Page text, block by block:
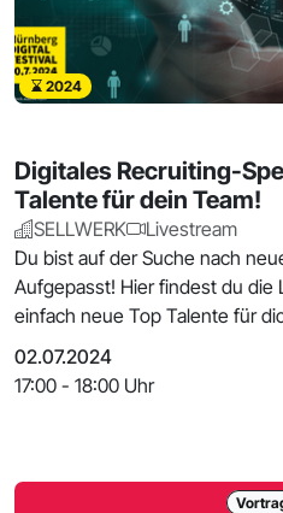
2024
Digitales Recruiting-
Talente für dein Team!
SELLWERK
Livestream
Du bist auf der Suche nach
Aufgepasst! Hier findest du die
einfach neue Top Talente für
02.07.2024
17:00 - 18:00 Uhr